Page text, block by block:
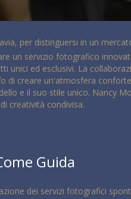
per distinguersi in un
un servizio fotografico
unici ed esclusivi. La
di creare un'atmosfera
e il suo stile unico. Nancy
creatività condivisa.
Guida
dei servizi fotografici